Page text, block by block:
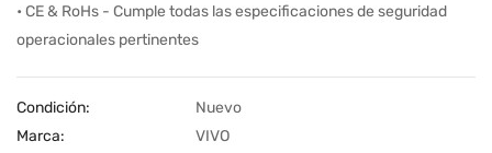
• CE & RoHs - Cumple todas las especificaciones de seguridad
operacionales pertinentes
Condición:
Nuevo
Marca:
VIVO